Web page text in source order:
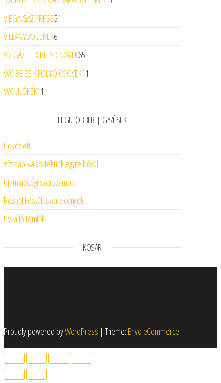
VIEGA GÁZ PRESS51
VILLANYBOJLEREK66 termék
VÍZ GÁZ FLEXIBILIS CSÖVEK65
WC BE ÉS KIFOLYÓ CSÖVEK11
WC ÜLŐKÉK11
LEGUTÓBBI BEJEGYZÉSEK
Üdvözlet!
Vízcsap-választékunk egyre bővül
Új, minőségi szerszámok
Rézből készült szerelvények
UV-álló tömlők
KOSÁR
Proudly powered byWordPress | Theme: Envo eCommerce